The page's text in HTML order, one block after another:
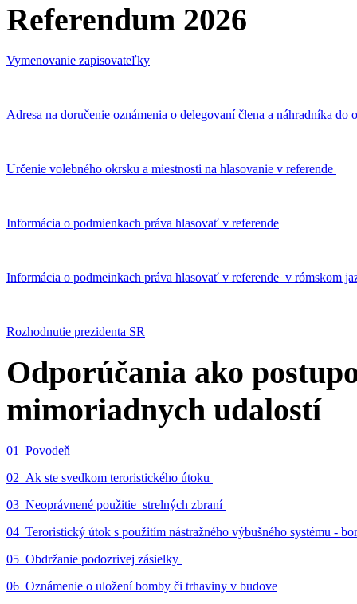
Referendum 2026
Vymenovanie zapisovateľky
Adresa na doručenie oznámenia o delegovaní člena a náhradníka
Určenie volebného okrsku a miestnosti na hlasovanie v referende
Informácia o podmienkach práva hlasovať v referende
Informácia o podmeinkach práva hlasovať v referende v rómskom
Rozhodnutie prezidenta SR
Odporúčania ako
mimoriadnych udalostí
01_Povodeň
02_Ak ste svedkom teroristického útoku
03_Neoprávnené použitie strelných zbraní
04_Teroristický útok s použitím nástražného výbušného systému -
05_Obdržanie podozrivej zásielky
06_Oznámenie o uložení bomby či trhaviny v budove